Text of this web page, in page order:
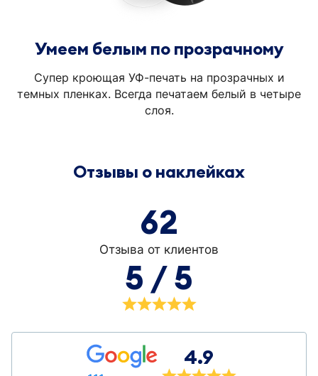
Умеем белым по прозрачному
Супер кроющая УФ-печать на прозрачных и
темных пленках. Всегда печатаем белый в четыре
слоя.
Отзывы о наклейках
62
Отзыва от клиентов
5 / 5
4.9